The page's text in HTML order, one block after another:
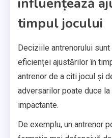
timpul jocului
Deciziile antrenorului
eficienței ajustărilor în
antrenor de a citi jocul și
adversarilor poate duce
impactante.
De exemplu, un antrenor